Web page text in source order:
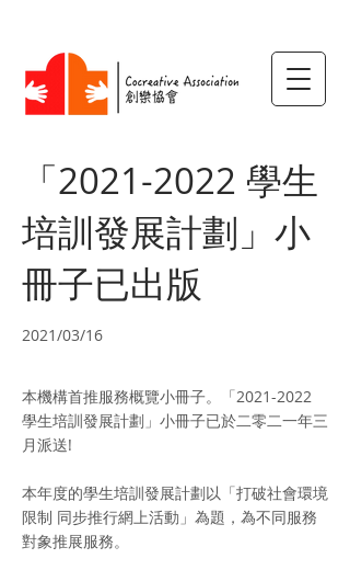
「2021-2022 學生
培訓發展計劃」小
冊子已出版
2021/03/16
本機構首推服務概覽小冊子。「2021-2022
學生培訓發展計劃」小冊子已於二零二一年三
月派送!
本年度的學生培訓發展計劃以「打破社會環境
限制 同步推⾏網上活動」為題，為不同服務
對象推展服務。